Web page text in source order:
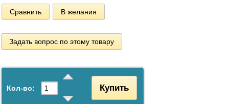
Сравнить В желания
Задать вопрос по этому товару
Кол-во: Купить